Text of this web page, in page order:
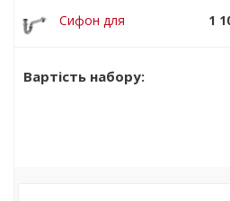
N
Сифон для
U трубчастий
1
Вартість набору: